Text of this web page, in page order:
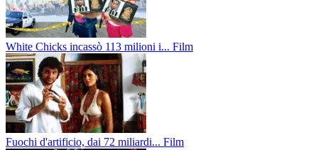
White Chicks incassò 113 milioni i... Film
Fuochi d'artificio, dai 72 miliardi... Film